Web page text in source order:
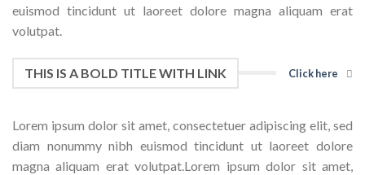
euismod tincidunt ut laoreet dolore magna aliquam erat
volutpat.
THIS IS A BOLD TITLE WITH LINK Click here
Lorem ipsum dolor sit amet, consectetuer adipiscing elit, sed
diam nonummy nibh euismod tincidunt ut laoreet dolore
magna aliquam erat volutpat.Lorem ipsum dolor sit amet,